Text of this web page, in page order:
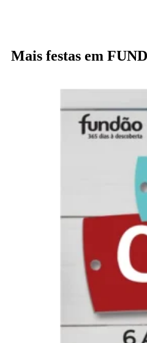
Mais festas em